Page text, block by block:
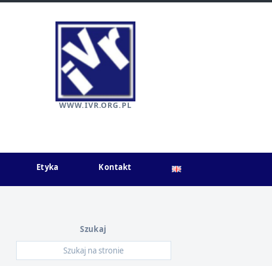
WWW.IVR.ORG.PL
Etyka Kontakt
Szukaj